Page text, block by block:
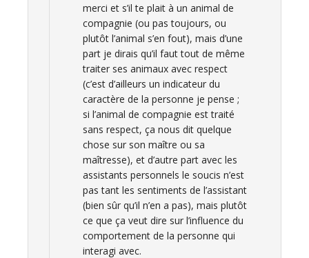
merci et s’il te plait à un animal de
compagnie (ou pas toujours, ou
plutôt l’animal s’en fout), mais d’une
part je dirais qu’il faut tout de même
traiter ses animaux avec respect
(c’est d’ailleurs un indicateur du
caractère de la personne je pense ;
si l’animal de compagnie est traité
sans respect, ça nous dit quelque
chose sur son maître ou sa
maîtresse), et d’autre part avec les
assistants personnels le soucis n’est
pas tant les sentiments de l’assistant
(bien sûr qu’il n’en a pas), mais plutôt
ce que ça veut dire sur l’influence du
comportement de la personne qui
interagi avec.